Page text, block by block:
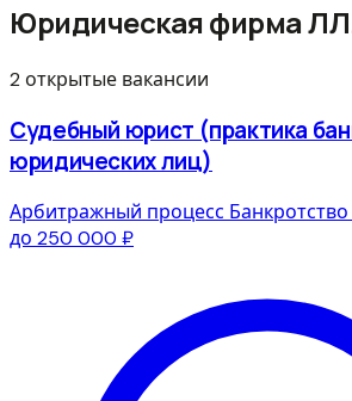
Юридическая фирма
2 открытые вакансии
Судебный юрист (практика
юридических лиц)
Арбитражный процесс Банкротство
до 250 000 ₽